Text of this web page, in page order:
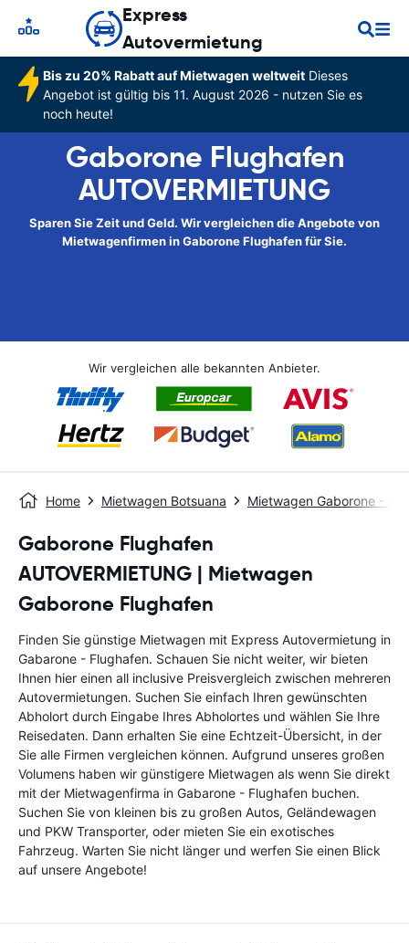
Express
Autovermietung
Bis zu 20% Rabatt auf Mietwagen weltweitDieses
Angebot ist gültig bis 11. August 2026 - nutzen Sie es
noch heute!
Gaborone Flughafen
AUTOVERMIETUNG
Sparen Sie Zeit und Geld. Wir vergleichen die Angebote von
Mietwagenfirmen in Gaborone Flughafen für Sie.
Wir vergleichen alle bekannten Anbieter.
Home Mietwagen Botsuana Mietwagen Gaborone -
Gaborone Flughafen
AUTOVERMIETUNG | Mietwagen
Gaborone Flughafen
Finden Sie günstige Mietwagen mit Express Autovermietung in
Gabarone - Flughafen. Schauen Sie nicht weiter, wir bieten
Ihnen hier einen all inclusive Preisvergleich zwischen mehreren
Autovermietungen. Suchen Sie einfach Ihren gewünschten
Abholort durch Eingabe Ihres Abholortes und wählen Sie Ihre
Reisedaten. Dann erhalten Sie eine Echtzeit-Übersicht, in der
Sie alle Firmen vergleichen können. Aufgrund unseres großen
Volumens haben wir günstigere Mietwagen als wenn Sie direkt
mit der Mietwagenfirma in Gabarone - Flughafen buchen.
Suchen Sie von kleinen bis zu großen Autos, Geländewagen
und PKW Transporter, oder mieten Sie ein exotisches
Fahrzeug. Warten Sie nicht länger und werfen Sie einen Blick
auf unsere Angebote!